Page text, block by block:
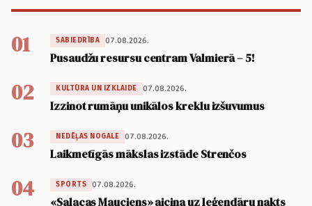
01 SABIEDRĪBA 07.08.2026.
Pusaudžu resursu centram Valmierā – 5!
02 KULTŪRA UN IZKLAIDE 07.08.2026.
Izzinot rumāņu unikālos kreklu izšuvumus
03 NEDĒĻAS NOGALE 07.08.2026.
Laikmetīgās mākslas izstāde Strenčos
04 SPORTS 07.08.2026.
«Salacas Mauciens» aicina uz leģendāru nakts